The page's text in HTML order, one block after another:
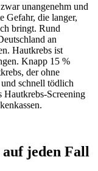
unangenehm und
Gefahr, die langer,
bringt. Rund
an
Hautkrebs ist
Knapp 15 %
der ohne
schnell tödlich
Hautkrebs-Screening
auf jeden Fall